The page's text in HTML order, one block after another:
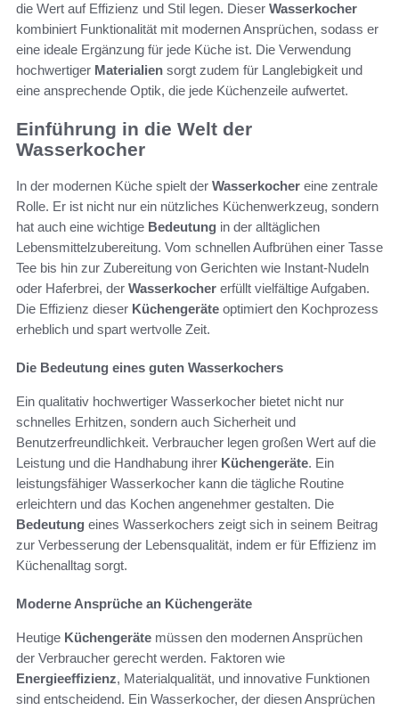
die Wert auf Effizienz und Stil legen. Dieser Wasserkocher
kombiniert Funktionalität mit modernen Ansprüchen, sodass er
eine ideale Ergänzung für jede Küche ist. Die Verwendung
hochwertiger Materialien sorgt zudem für Langlebigkeit und
eine ansprechende Optik, die jede Küchenzeile aufwertet.
Einführung in die Welt der
Wasserkocher
In der modernen Küche spielt der Wasserkocher eine zentrale
Rolle. Er ist nicht nur ein nützliches Küchenwerkzeug, sondern
hat auch eine wichtige Bedeutung in der alltäglichen
Lebensmittelzubereitung. Vom schnellen Aufbrühen einer Tasse
Tee bis hin zur Zubereitung von Gerichten wie Instant-Nudeln
oder Haferbrei, der Wasserkocher erfüllt vielfältige Aufgaben.
Die Effizienz dieser Küchengeräte optimiert den Kochprozess
erheblich und spart wertvolle Zeit.
Die Bedeutung eines guten Wasserkochers
Ein qualitativ hochwertiger Wasserkocher bietet nicht nur
schnelles Erhitzen, sondern auch Sicherheit und
Benutzerfreundlichkeit. Verbraucher legen großen Wert auf die
Leistung und die Handhabung ihrer Küchengeräte. Ein
leistungsfähiger Wasserkocher kann die tägliche Routine
erleichtern und das Kochen angenehmer gestalten. Die
Bedeutung eines Wasserkochers zeigt sich in seinem Beitrag
zur Verbesserung der Lebensqualität, indem er für Effizienz im
Küchenalltag sorgt.
Moderne Ansprüche an Küchengeräte
Heutige Küchengeräte müssen den modernen Ansprüchen
der Verbraucher gerecht werden. Faktoren wie
Energieeffizienz, Materialqualität, und innovative Funktionen
sind entscheidend. Ein Wasserkocher, der diesen Ansprüchen